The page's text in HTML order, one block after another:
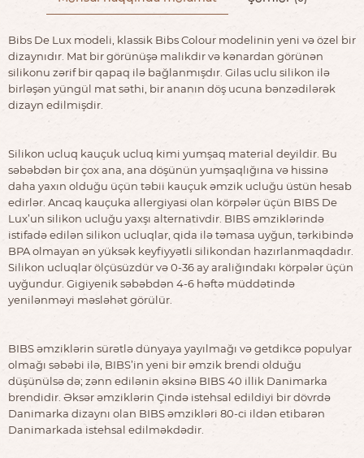
Bibs De Lux modeli, klassik Bibs Colour modelinin yeni və özel bir
dizaynıdır. Mat bir görünüşə malikdir və kənardan görünən
silikonu zərif bir qapaq ilə bağlanmışdır. Gilas uclu silikon ilə
birləşən yüngül mat səthi, bir ananın döş ucuna bənzədilərək
dizayn edilmişdir.
Silikon ucluq kauçuk ucluq kimi yumşaq material deyildir. Bu
səbəbdən bir çox ana, ana döşünün yumşaqlığına və hissinə
daha yaxın olduğu üçün təbii kauçuk əmzik ucluğu üstün hesab
edirlər. Ancaq kauçuka allergiyasi olan körpələr üçün BIBS De
Lux’un silikon ucluğu yaxşı alternativdir. BIBS əmziklərində
istifadə edilən silikon ucluqlar, qida ilə təmasa uyğun, tərkibində
BPA olmayan ən yüksək keyfiyyətli silikondan hazırlanmaqdadır.
Silikon ucluqlar ölçüsüzdür və 0-36 ay araliğındakı körpələr üçün
uyğundur. Gigiyenik səbəbdən 4-6 həftə müddətində
yenilənməyi məsləhət görülür.
BIBS əmziklərin sürətlə dünyaya yayılmağı və getdikcə populyar
olmağı səbəbi ilə, BIBS’in yeni bir əmzik brendi olduğu
düşünülsə də; zənn edilənin əksinə BIBS 40 illik Danimarka
brendidir. Əksər əmziklərin Çində istehsal edildiyi bir dövrdə
Danimarka dizaynı olan BIBS əmzikləri 80-ci ildən etibarən
Danimarkada istehsal edilməkdədir.